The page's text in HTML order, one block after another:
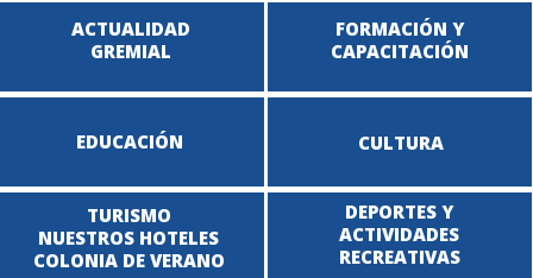
ACTUALIDAD
GREMIAL
EDUCACIÓN CULTURA
TURISMO
NUESTROS HOTELES
COLONIA DE VERANO
DEPORTES Y
ACTIVIDADES
RECREATIVAS
FORMACIÓN Y
CAPACITACIÓN